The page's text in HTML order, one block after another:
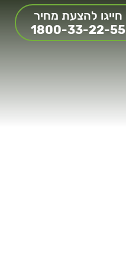
חייגו להצעת מחיר
1800-33-22-55